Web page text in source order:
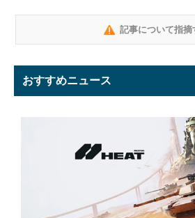
記事について指摘
おすすめニュース